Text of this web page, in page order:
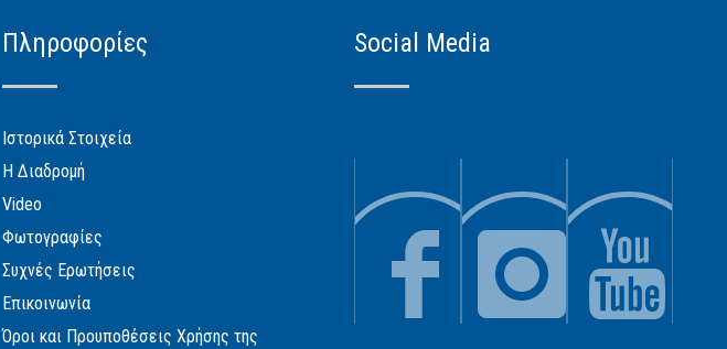
Πληροφορίες
Ιστορικά Στοιχεία
Η Διαδρομή
Video
Φωτογραφίες
Συχνές Ερωτήσεις
Επικοινωνία
Όροι και Προυποθέσεις Χρήσης της
Social Media